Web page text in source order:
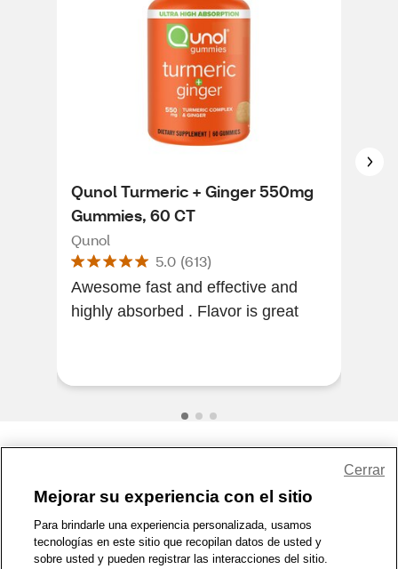
Qunol Turmeric + Ginger 550mg
Gummies, 60 CT
Qunol
5.0 (613)
Awesome fast and effective and
highly absorbed . Flavor is great
1-800-679-9691 | Contáctenos | Términos de Uso | Accesibilidad
Política de Privacidad | WA Privacy Policy | Mapa del sitio
Zona de Bienestar | © 1999 - 2026 CVS.com
Mejorar su experiencia con el sitio
Para brindarle una experiencia personalizada, usamos
tecnologías en este sitio que recopilan datos de usted y
sobre usted y pueden registrar las interacciones del sitio.
Cerrar